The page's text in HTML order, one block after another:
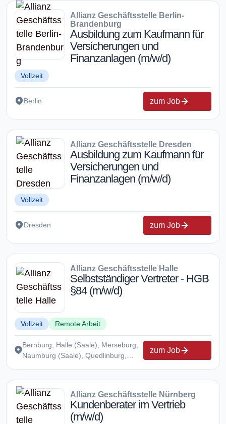
Allianz Geschäftsstelle Berlin-
Brandenburg
Ausbildung zum Kaufmann für
Versicherungen und
Finanzanlagen (m/w/d)
Vollzeit
Berlin zum Job
Allianz Geschäftsstelle Dresden
Ausbildung zum Kaufmann für
Versicherungen und
Finanzanlagen (m/w/d)
Vollzeit
Dresden zum Job
Allianz Geschäftsstelle Halle
Selbstständiger Vertreter - HGB
§84 (m/w/d)
Vollzeit Remote Arbeit
Bernburg, Halle (Saale), Merseburg,
Naumburg (Saale), Quedlinburg,
zum Job
Allianz Geschäftsstelle Nürnberg
Kundenberater im Vertrieb
(m/w/d)